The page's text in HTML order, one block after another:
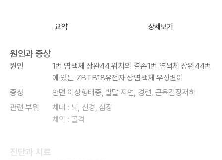
요약 상세보기
원인과 증상
원인
1번 염색체 장완44 위치의 결손1번 염색체 장완44번
에 있는 ZBTB18유전자 상염색체 우성변이
증상
안면 이상형태증, 발달 지연, 경련, 근육긴장저하
관련 부위
체내 : 뇌, 신경, 심장
체외 : 골격
진단과 치료